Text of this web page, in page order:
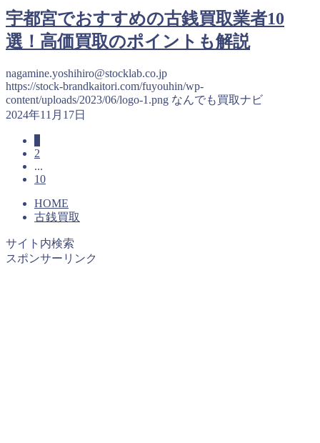
宇都宮でおすすめの古銭買取業者10
選！高価買取のポイントも解説
nagamine.yoshihiro@stocklab.co.jp
https://stock-brandkaitori.com/fuyouhin/wp-
content/uploads/2023/06/logo-1.png なんでも買取ナビ
2024年11月17日
2
...
10
HOME
古銭買取
サイト内検索
スポンサーリンク